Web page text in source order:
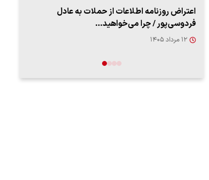
اعتراض روزنامه اطلاعات از حملات به عادل
فردوسی‌پور / چرا می‌خواهید…
۱۲ مرداد ۱۴۰۵